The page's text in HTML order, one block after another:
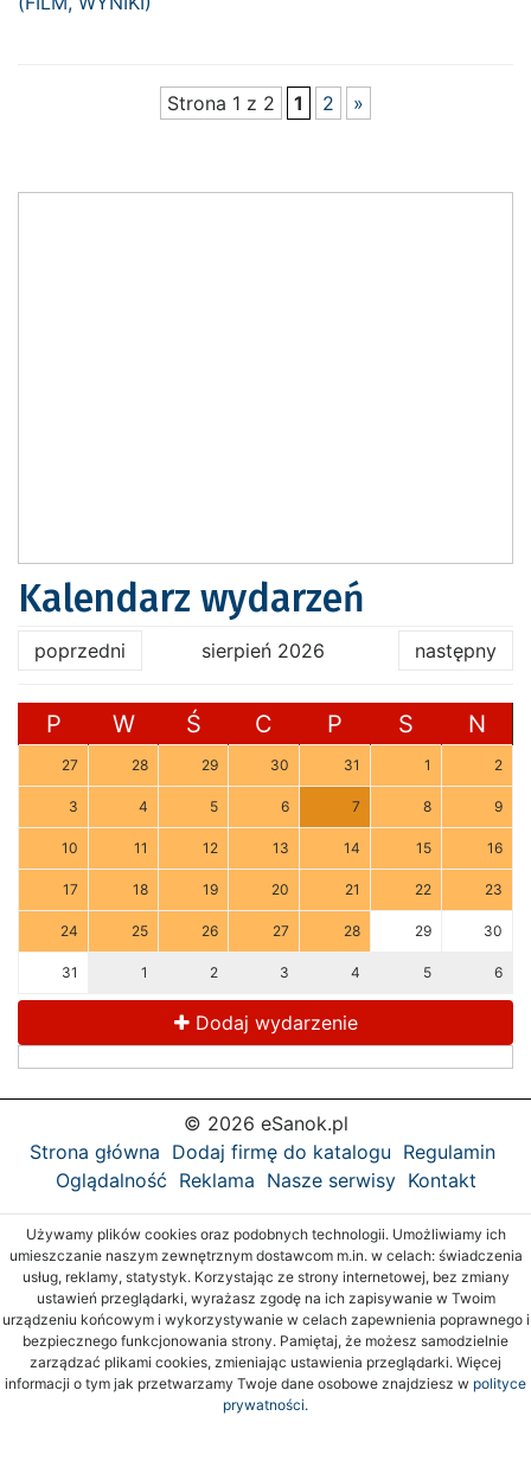
Strona 1 z 2 1 2 »
Kalendarz wydarzeń
poprzedni sierpień 2026 następny
P W Ś C P S N
27 28 29 30 31 1 2
3 4 5 6 7 8 9
10 11 12 13 14 15 16
17 18 19 20 21 22 23
24 25 26 27 28 29 30
31 1 2 3 4 5 6
Dodaj wydarzenie
© 2026 eSanok.pl
Strona główna Dodaj firmę do katalogu Regulamin
Oglądalność Reklama Nasze serwisy Kontakt
Używamy plików cookies oraz podobnych technologii. Umożliwiamy ich
umieszczanie naszym zewnętrznym dostawcom m.in. w celach: świadczenia
usług, reklamy, statystyk. Korzystając ze strony internetowej, bez zmiany
ustawień przeglądarki, wyrażasz zgodę na ich zapisywanie w Twoim
urządzeniu końcowym i wykorzystywanie w celach zapewnienia poprawnego i
bezpiecznego funkcjonowania strony. Pamiętaj, że możesz samodzielnie
zarządzać plikami cookies, zmieniając ustawienia przeglądarki. Więcej
informacji o tym jak przetwarzamy Twoje dane osobowe znajdziesz w polityce
prywatności.